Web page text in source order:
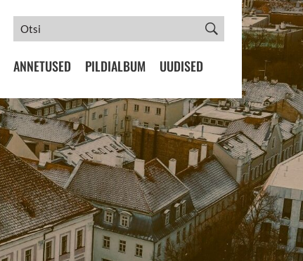
ANNETUSED PILDIALBUM UUDISED